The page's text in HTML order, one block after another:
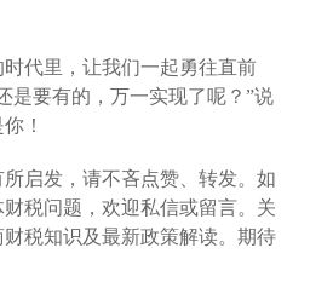
代里，让我们一起勇往直前
是要有的，万一实现了呢？”说
！
启发，请不吝点赞、转发。如
税问题，欢迎私信或留言。关
税知识及最新政策解读。期待